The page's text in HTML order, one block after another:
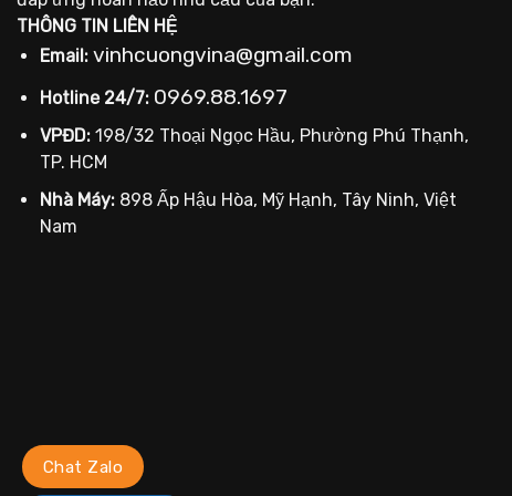
THÔNG TIN LIÊN HỆ
Email: vinhcuongvina@gmail.com
Hotline 24/7: 0969.88.1697
VPĐD: 198/32 Thoại Ngọc Hầu, Phường Phú Thạnh,
TP. HCM
Nhà Máy: 898 Ấp Hậu Hòa, Mỹ Hạnh, Tây Ninh, Việt
Nam
Chat Zalo